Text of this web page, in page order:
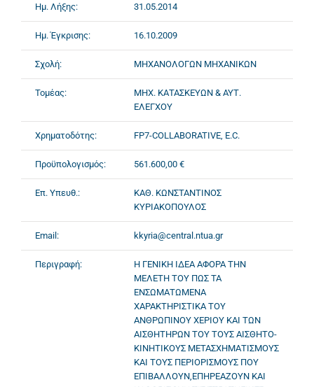
Ημ. Λήξης: 31.05.2014
Ημ. Έγκρισης: 16.10.2009
Σχολή: ΜΗΧΑΝΟΛΟΓΩΝ ΜΗΧΑΝΙΚΩΝ
Τομέας:
ΜΗΧ. ΚΑΤΑΣΚΕΥΩΝ & ΑΥΤ.
ΕΛΕΓΧΟΥ
Χρηματοδότης: FP7-COLLABORATIVE, E.C.
Προϋπολογισμός: 561.600,00 €
Επ. Υπευθ.:
ΚΑΘ. ΚΩΝΣΤΑΝΤΙΝΟΣ
ΚΥΡΙΑΚΟΠΟΥΛΟΣ
Email: kkyria@central.ntua.gr
Περιγραφή:
Η ΓΕΝΙΚΗ ΙΔΕΑ ΑΦΟΡΑ ΤΗΝ
ΜΕΛΕΤΗ ΤΟΥ ΠΩΣ ΤΑ
ΕΝΣΩΜΑΤΩΜΕΝΑ
ΧΑΡΑΚΤΗΡΙΣΤΙΚΑ ΤΟΥ
ΑΝΘΡΩΠΙΝΟΥ ΧΕΡΙΟΥ ΚΑΙ ΤΩΝ
ΑΙΣΘΗΤΗΡΩΝ ΤΟΥ ΤΟΥΣ ΑΙΣΘΗΤΟ-
ΚΙΝΗΤΙΚΟΥΣ ΜΕΤΑΣΧΗΜΑΤΙΣΜΟΥΣ
ΚΑΙ ΤΟΥΣ ΠΕΡΙΟΡΙΣΜΟΥΣ ΠΟΥ
ΕΠΙΒΑΛΛΟΥΝ,ΕΠΗΡΕΑΖΟΥΝ ΚΑΙ